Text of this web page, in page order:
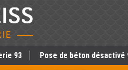
93 Pose de béton désactivé